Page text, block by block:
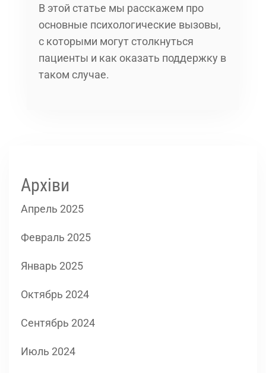
В этой статье мы расскажем про
основные психологические вызовы,
с которыми могут столкнуться
пациенты и как оказать поддержку в
таком случае.
Архіви
Апрель 2025
Февраль 2025
Январь 2025
Октябрь 2024
Сентябрь 2024
Июль 2024